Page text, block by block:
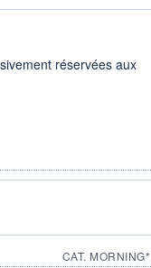
réservées aux
CAT. MORNING*